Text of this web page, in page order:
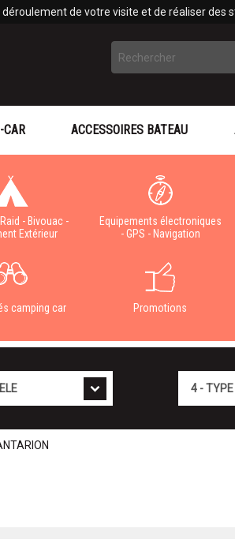
de votre visite et de réaliser des
- Bivouac -
Extérieur
Equipements électroniques
- GPS - Navigation
camping car Promotions
CAR ACCESSOIRES BATEAU